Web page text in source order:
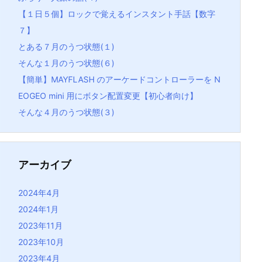
【１日５個】ロックで覚えるインスタント手話【数字
７】
とある７月のうつ状態(１)
そんな１月のうつ状態(６)
【簡単】MAYFLASH のアーケードコントローラーを N
EOGEO mini 用にボタン配置変更【初心者向け】
そんな４月のうつ状態(３)
アーカイブ
2024年4月
2024年1月
2023年11月
2023年10月
2023年4月